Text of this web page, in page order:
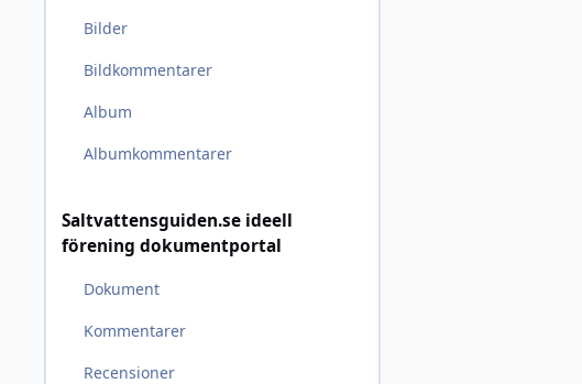
Bilder
Bildkommentarer
Album
Albumkommentarer
Saltvattensguiden.se ideell
förening dokumentportal
Dokument
Kommentarer
Recensioner